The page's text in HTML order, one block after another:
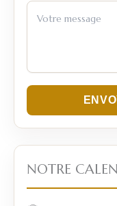
NOTRE